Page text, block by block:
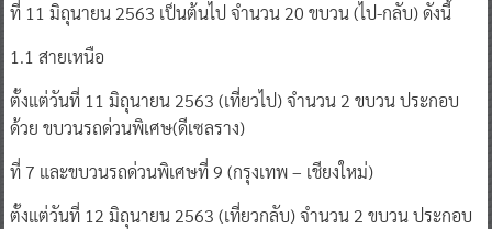
ที่ 11 มิถุนายน 2563 เป็นต้นไป จำนวน 20 ขบวน (ไป-กลับ) ดังนี้
1.1 สายเหนือ
ตั้งแต่วันที่ 11 มิถุนายน 2563 (เที่ยวไป) จำนวน 2 ขบวน ประกอบ
ด้วย ขบวนรถด่วนพิเศษ(ดีเซลราง)
ที่ 7 และขบวนรถด่วนพิเศษที่ 9 (กรุงเทพ – เชียงใหม่)
ตั้งแต่วันที่ 12 มิถุนายน 2563 (เที่ยวกลับ) จำนวน 2 ขบวน ประกอบ